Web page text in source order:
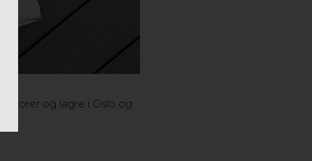
og lagre i Oslo og